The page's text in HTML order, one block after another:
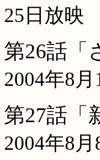
25日放映
第26話「
2004年8
第27話「
2004年8